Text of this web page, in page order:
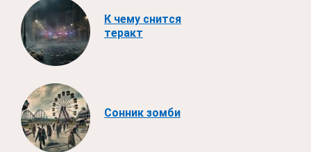
К чему снится
теракт
Сонник зомби